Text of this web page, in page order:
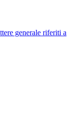
generale riferiti a